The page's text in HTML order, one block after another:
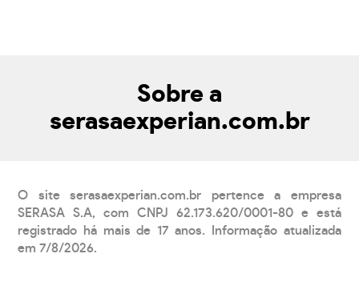
Sobre a
serasaexperian.com.br
O site serasaexperian.com.br pertence a empresa
SERASA S.A, com CNPJ 62.173.620/0001-80 e está
registrado há mais de 17 anos. Informação atualizada
em 7/8/2026.